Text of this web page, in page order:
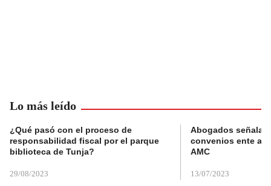
Lo más leído
¿Qué pasó con el proceso de
responsabilidad fiscal por el parque
biblioteca de Tunja?
29/08/2023
Abogados
convenios ente
AMC
13/07/2023